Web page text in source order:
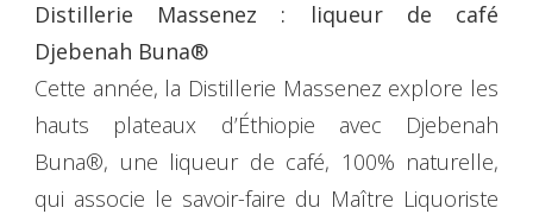
Distillerie Massenez : liqueur de café
Djebenah Buna®
Cette année, la Distillerie Massenez explore les
hauts plateaux d’Éthiopie avec Djebenah
Buna®, une liqueur de café, 100% naturelle,
qui associe le savoir-faire du Maître Liquoriste